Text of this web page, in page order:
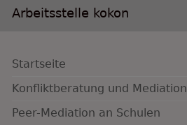
Arbeitsstelle kokon
Startseite
Konfliktberatung und Mediation
Peer-Mediation an Schulen